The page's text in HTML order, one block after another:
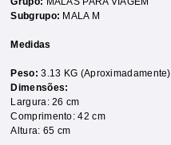
Subgrupo: MALA M
Medidas
Peso:3.13 KG (Aproximadamente)
Dimensões:
Largura: 26 cm
Comprimento: 42 cm
Altura: 65 cm